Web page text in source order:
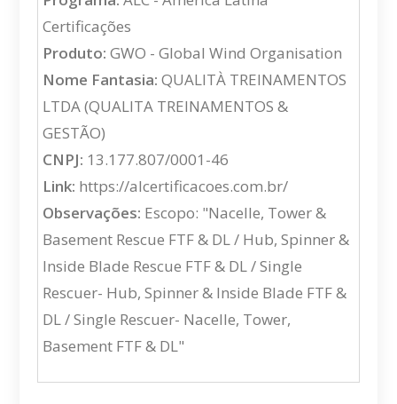
Certificações
Produto: GWO - Global Wind Organisation
Nome Fantasia: QUALITÀ TREINAMENTOS
LTDA (QUALITA TREINAMENTOS &
GESTÃO)
CNPJ: 13.177.807/0001-46
Link: https://alcertificacoes.com.br/
Observações: Escopo: "Nacelle, Tower &
Basement Rescue FTF & DL / Hub, Spinner &
Inside Blade Rescue FTF & DL / Single
Rescuer- Hub, Spinner & Inside Blade FTF &
DL / Single Rescuer- Nacelle, Tower,
Basement FTF & DL"